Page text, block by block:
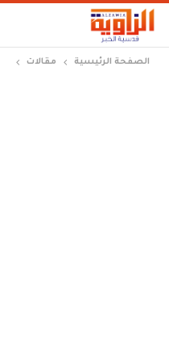
الصفحة الرئيسية مقالات